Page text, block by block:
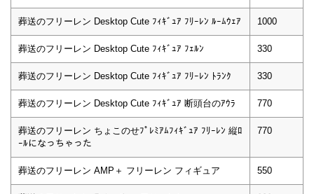
葬送のフリーレン Desktop Cute ﾌｨｷﾞｭｱ ﾌﾘｰﾚﾝ ﾙｰﾑｳｪｱ 1000
葬送のフリーレン Desktop Cute ﾌｨｷﾞｭｱ ﾌｪﾙﾝ 330
葬送のフリーレン Desktop Cute ﾌｨｷﾞｭｱ ﾌﾘｰﾚﾝ ﾄﾗﾝｸ 330
葬送のフリーレン Desktop Cute ﾌｨｷﾞｭｱ 断頭台のｱｳﾗ 770
葬送のフリーレン ちょこのせﾌﾟﾚﾐｱﾑﾌｨｷﾞｭｱ ﾌﾘｰﾚﾝ 縦ﾛ
ｰﾙになっちゃった
770
葬送のフリーレン AMP＋ フリーレン フィギュア 550